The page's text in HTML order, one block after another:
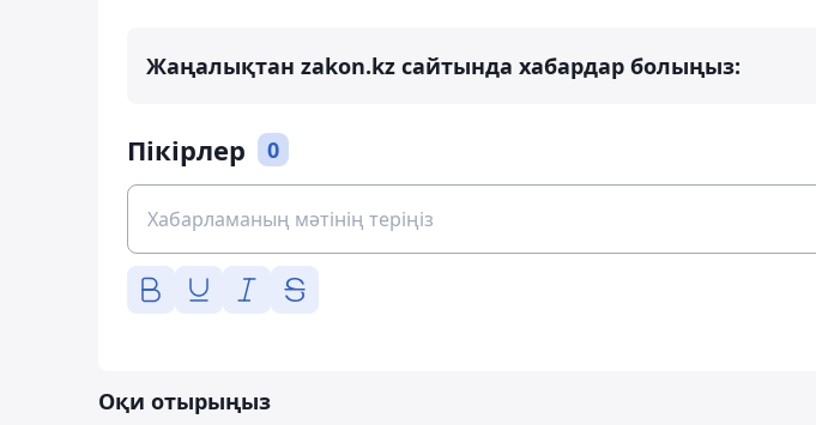
Жаңалықтан zakon.kz сайтында хабардар болыңыз:
Пікірлер 0
Оқи отырыңыз